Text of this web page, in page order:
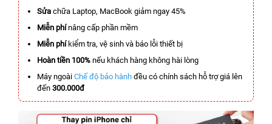
Sửa chữa Laptop, MacBook giảm ngay 45%
Miễn phínâng cấp phần mềm
Miễn phíkiểm tra, vệ sinh và báo lỗi thiết bị
Hoàn tiền 100% nếu khách hàng không hài lòng
Máy ngoài Chế độ bảo hành đều có chính sách hỗ trợ giá lên
đến 300.000đ